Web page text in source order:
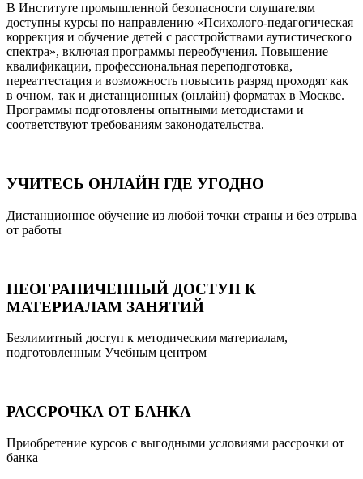
В Институте промышленной безопасности слушателям
доступны курсы по направлению «Психолого-педагогическая
коррекция и обучение детей с расстройствами аутистического
спектра», включая программы переобучения. Повышение
квалификации, профессиональная переподготовка,
переаттестация и возможность повысить разряд проходят как
в очном, так и дистанционных (онлайн) форматах в Москве.
Программы подготовлены опытными методистами и
соответствуют требованиям законодательства.
УЧИТЕСЬ ОНЛАЙН ГДЕ УГОДНО
Дистанционное обучение из любой точки страны и без отрыва
от работы
НЕОГРАНИЧЕННЫЙ ДОСТУП К
МАТЕРИАЛАМ ЗАНЯТИЙ
Безлимитный доступ к методическим материалам,
подготовленным Учебным центром
РАССРОЧКА ОТ БАНКА
Приобретение курсов с выгодными условиями рассрочки от
банка